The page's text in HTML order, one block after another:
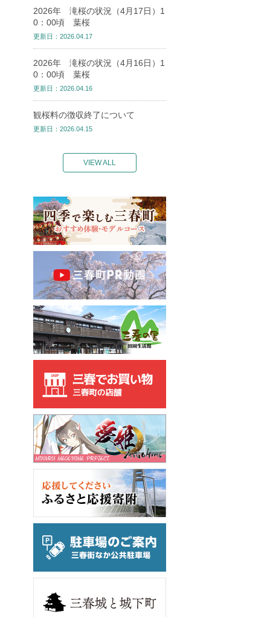
2026年 滝桜の状況（4月17日）1
0：00頃 葉桜
更新日：2026.04.17
2026年 滝桜の状況（4月16日）1
0：00頃 葉桜
更新日：2026.04.16
観桜料の徴収終了について
更新日：2026.04.15
VIEW ALL